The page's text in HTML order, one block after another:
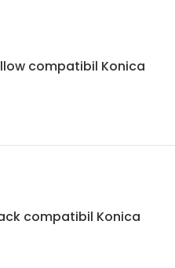
compatibil Konica
compatibil Konica